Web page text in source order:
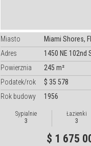
Miasto
Miami Shores,
Adres
1450 NE 102nd
Powierznia
245 m²
Podatek/rok
$ 35 578
Rok budowy
1956
Sypialnie
3
Łazienki
3
$ 1 675